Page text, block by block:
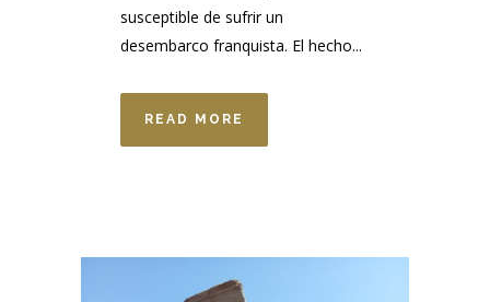
susceptible de sufrir un
desembarco franquista. El hecho...
READ MORE